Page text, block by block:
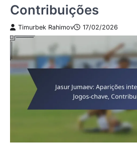
Contribuições
Timurbek Rahimov 17/02/2026